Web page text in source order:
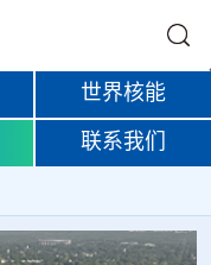
世界核能
联系我们